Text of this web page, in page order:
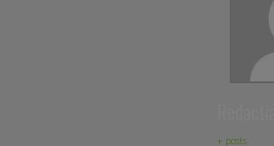
+ posts